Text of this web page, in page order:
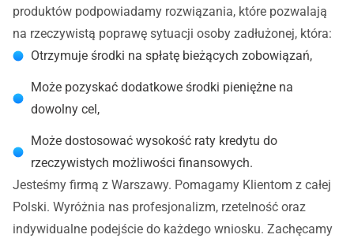
produktów podpowiadamy rozwiązania, które pozwalają
na rzeczywistą poprawę sytuacji osoby zadłużonej, która:
Otrzymuje środki na spłatę bieżących zobowiązań,
Może pozyskać dodatkowe środki pieniężne na
dowolny cel,
Może dostosować wysokość raty kredytu do
rzeczywistych możliwości finansowych.
Jesteśmy firmą z Warszawy. Pomagamy Klientom z całej
Polski. Wyróżnia nas profesjonalizm, rzetelność oraz
indywidualne podejście do każdego wniosku. Zachęcamy